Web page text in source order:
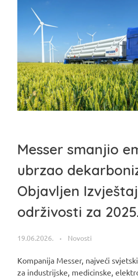
Messer smanjio
ubrzao
Objavljen
održivosti za
19.06.2026. Novosti
Kompanija Messer, najveći
za industrijske, medicinske,